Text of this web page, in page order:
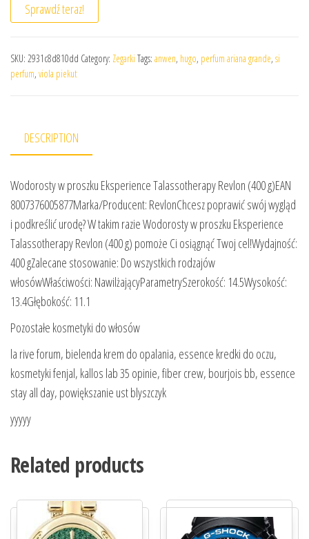
Sprawdź teraz!
SKU: 2931c8d810dd Category: Zegarki Tags: anwen, hugo, perfum ariana grande, si
perfum, viola piekut
DESCRIPTION
Wodorosty w proszku Eksperience Talassotherapy Revlon (400 g)EAN
8007376005877Marka/Producent: RevlonChcesz poprawić swój wygląd
i podkreślić urodę? W takim razie Wodorosty w proszku Eksperience
Talassotherapy Revlon (400 g) pomoże Ci osiągnąć Twoj cel!Wydajność:
400 gZalecane stosowanie: Do wszystkich rodzajów
włosówWłaściwości: NawilżającyParametrySzerokość: 14.5Wysokość:
13.4Głębokość: 11.1
Pozostałe kosmetyki do włosów
la rive forum, bielenda krem do opalania, essence kredki do oczu,
kosmetyki fenjal, kallos lab 35 opinie, fiber crew, bourjois bb, essence
stay all day, powiększanie ust blyszczyk
yyyyy
Related products